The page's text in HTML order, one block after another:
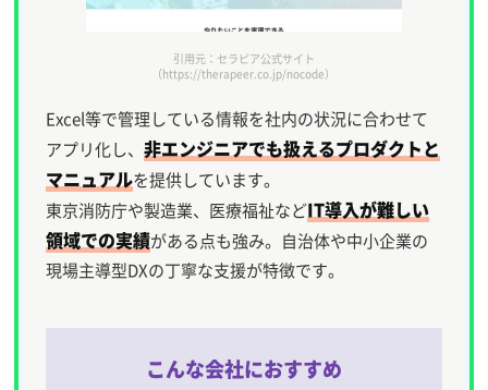
引用元：セラピア公式サイト
（https://therapeer.co.jp/nocode）
Excel等で管理している情報を社内の状況に合わせて
アプリ化し、非エンジニアでも扱えるプロダクトと
マニュアルを提供しています。
東京消防庁や製造業、医療福祉などIT導入が難しい
領域での実績がある点も強み。自治体や中小企業の
現場主導型DXの丁寧な支援が特徴です。
こんな会社におすすめ